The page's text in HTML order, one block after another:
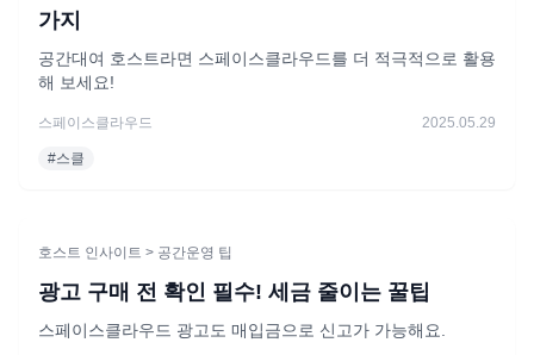
가지
공간대여 호스트라면 스페이스클라우드를 더 적극적으로 활용
해 보세요!
스페이스클라우드 2025.05.29
#스클
호스트 인사이트 > 공간운영 팁
광고 구매 전 확인 필수! 세금 줄이는 꿀팁
스페이스클라우드 광고도 매입금으로 신고가 가능해요.